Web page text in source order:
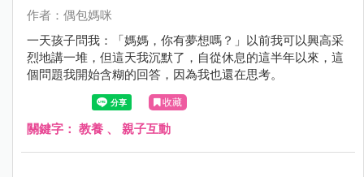
作者：偶包媽咪
一天孩子問我：「媽媽，你有夢想嗎？」以前我可以興高采
烈地講一堆，但這天我沉默了，自從休息的這半年以來，這
個問題我開始含糊的回答，因為我也還在思考。
收藏
關鍵字： 教養 、 親子互動